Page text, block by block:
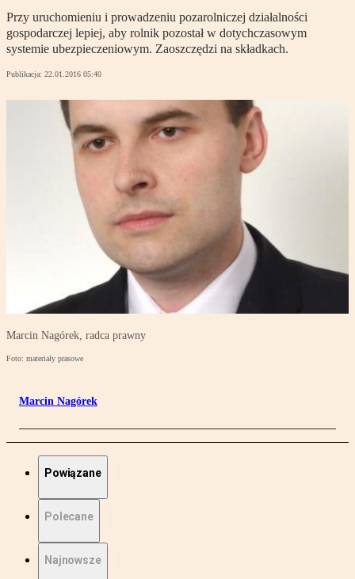
Przy uruchomieniu i prowadzeniu pozarolniczej działalności
gospodarczej lepiej, aby rolnik pozostał w dotychczasowym
systemie ubezpieczeniowym. Zaoszczędzi na składkach.
Publikacja: 22.01.2016 05:40
Marcin Nagórek, radca prawny
Foto: materiały prasowe
Marcin Nagórek
Powiązane
Polecane
Najnowsze